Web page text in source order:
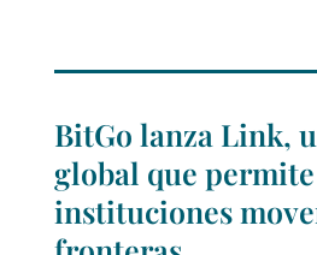
BitGo lanza Link,
global que
instituciones